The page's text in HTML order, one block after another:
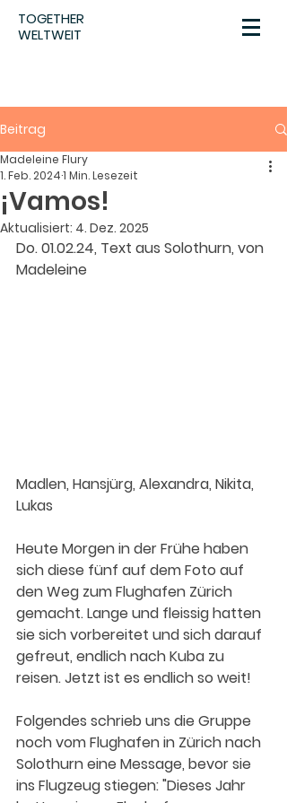
TOGETHER
WELTWEIT
Beitrag
¡Vamos!
Madeleine Flury
1. Feb. 20241 Min. Lesezeit
Aktualisiert: 4. Dez. 2025
Do. 01.02.24, Text aus Solothurn, von
Madeleine
Madlen, Hansjürg, Alexandra, Nikita,
Lukas
Heute Morgen in der Frühe haben
sich diese fünf auf dem Foto auf
den Weg zum Flughafen Zürich
gemacht. Lange und fleissig hatten
sie sich vorbereitet und sich darauf
gefreut, endlich nach Kuba zu
reisen. Jetzt ist es endlich so weit!
Folgendes schrieb uns die Gruppe
noch vom Flughafen in Zürich nach
Solothurn eine Message, bevor sie
ins Flugzeug stiegen: "Dieses Jahr